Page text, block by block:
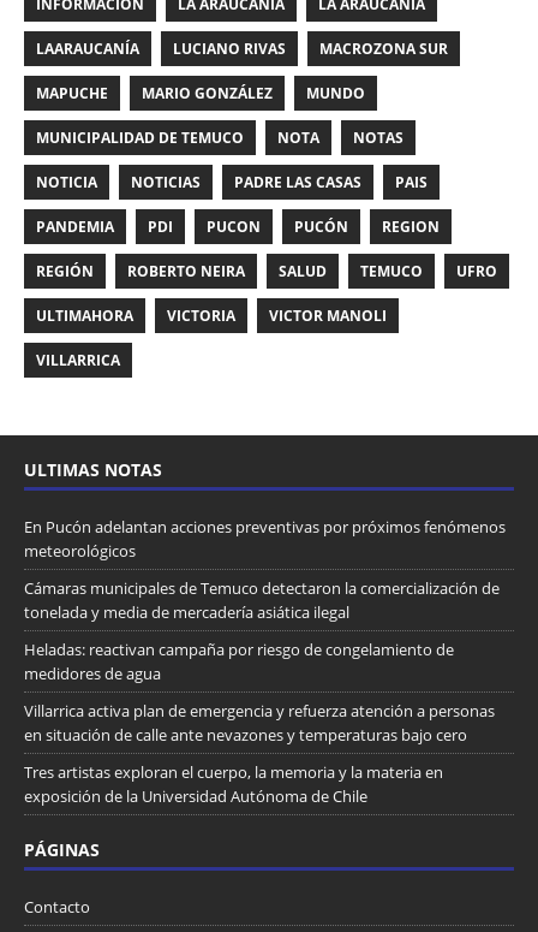
INFORMACIÓN LA ARAUCANIA LA ARAUCANÍA
LAARAUCANÍA LUCIANO RIVAS MACROZONA SUR
MAPUCHE MARIO GONZÁLEZ MUNDO
MUNICIPALIDAD DE TEMUCO NOTA NOTAS
NOTICIA NOTICIAS PADRE LAS CASAS PAIS
PANDEMIA PDI PUCON PUCÓN REGION
REGIÓN ROBERTO NEIRA SALUD TEMUCO UFRO
ULTIMAHORA VICTORIA VICTOR MANOLI
VILLARRICA
ULTIMAS NOTAS
En Pucón adelantan acciones preventivas por próximos fenómenos
meteorológicos
Cámaras municipales de Temuco detectaron la comercialización de
tonelada y media de mercadería asiática ilegal
Heladas: reactivan campaña por riesgo de congelamiento de
medidores de agua
Villarrica activa plan de emergencia y refuerza atención a personas
en situación de calle ante nevazones y temperaturas bajo cero
Tres artistas exploran el cuerpo, la memoria y la materia en
exposición de la Universidad Autónoma de Chile
PÁGINAS
Contacto